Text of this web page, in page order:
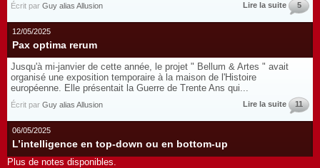
Écrit par Guy alias Allusion Lire la suite 5
12/05/2025
Pax optima rerum
Jusqu'à mi-janvier de cette année, le projet " Bellum & Artes " avait
organisé une exposition temporaire à la maison de l'Histoire
européenne. Elle présentait la Guerre de Trente Ans qui...
Écrit par Guy alias Allusion Lire la suite 11
06/05/2025
L’intelligence en top-down ou en bottom-up
Plus de notes disponibles.